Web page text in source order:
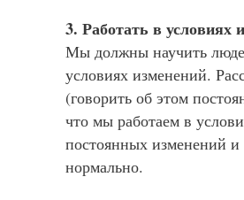
3. Работать в условиях
Мы должны научить
условиях изменений.
(говорить об этом
что мы работаем в
постоянных изменений и
нормально.